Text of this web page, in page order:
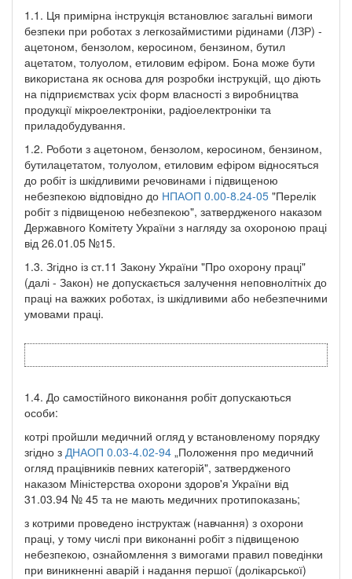
1.1. Ця примірна інструкція встановлює загальні вимоги
безпеки при роботах з легкозаймистими рідинами (ЛЗР) -
ацетоном, бензолом, керосином, бензином, бутил
ацетатом, толуолом, етиловим ефіром. Бона може бути
використана як основа для розробки інструкцій, що діють
на підприємствах усіх форм власності з виробництва
продукції мікроелектроніки, радіоелектроніки та
приладобудування.
1.2. Роботи з ацетоном, бензолом, керосином, бензином,
бутилацетатом, толуолом, етиловим ефіром відносяться
до робіт із шкідливими речовинами і підвищеною
небезпекою відповідно до НПАОП 0.00-8.24-05 "Перелік
робіт з підвищеною небезпекою", затвердженого наказом
Державного Комітету України з нагляду за охороною праці
від 26.01.05 №15.
1.3. Згідно із ст.11 Закону України "Про охорону праці"
(далі - Закон) не допускається залучення неповнолітніх до
праці на важких роботах, із шкідливими або небезпечними
умовами праці.
1.4. До самостійного виконання робіт допускаються
особи:
котрі пройшли медичний огляд у встановленому порядку
згідно з ДНАОП 0.03-4.02-94 „Положення про медичний
огляд працівників певних категорій", затвердженого
наказом Міністерства охорони здоров'я України від
31.03.94 № 45 та не мають медичних протипоказань;
з котрими проведено інструктаж (навчання) з охорони
праці, у тому числі при виконанні робіт з підвищеною
небезпекою, ознайомлення з вимогами правил поведінки
при виникненні аварій і надання першої (долікарської)